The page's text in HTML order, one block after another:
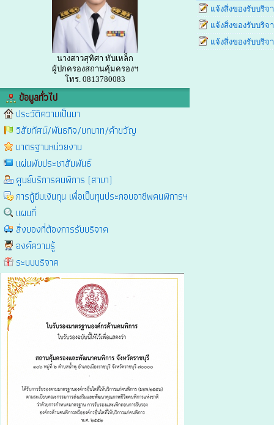
นางสาวสุทิศา ทับเหล็ก
ผู้ปกครองสถานคุ้มครองฯ
โทร. 0813780083
ข้อมูลทั่วไป
ประวัติความเป็นมา
วิสัยทัศน์/พันธกิจ/บทบาท/คำขวัญ
มาตรฐานหน่วยงาน
แผ่นพับประชาสัมพันธ์
ศูนย์บริการคนพิการ (สาขา)
การกู้ยืมเงินทุน เพื่อเป็นทุนประกอบอาชีพคนพิการฯ
แผนที่
สิ่งของที่ต้องการรับบริจาค
องค์ความรู้
ระบบบริจาค
แจ้งสิ่งของรับบริจ
แจ้งสิ่งของรับบริจ
แจ้งสิ่งของรับบริจ